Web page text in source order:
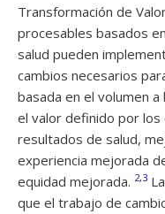
Transformación de
procesables basados
salud pueden
cambios necesarios
basada en el volumen
el valor definido por
resultados de salud,
experiencia mejorada
equidad mejorada. 2,3
que el trabajo de